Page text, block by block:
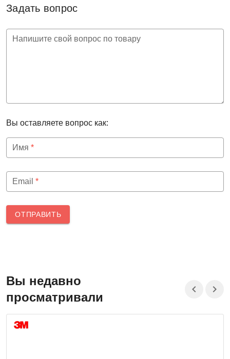
Задать вопрос
Напишите свой вопрос по товару
Вы оставляете вопрос как:
Имя *
Email *
ОТПРАВИТЬ
Вы недавно
просматривали